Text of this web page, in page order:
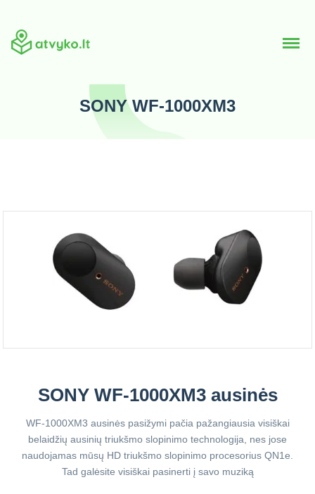
SONY WF-1000XM3
SONY WF-1000XM3 ausinės
WF-1000XM3 ausinės pasižymi pačia pažangiausia visiškai
belaidžių ausinių triukšmo slopinimo technologija, nes jose
naudojamas mūsų HD triukšmo slopinimo procesorius QN1e.
Tad galėsite visiškai pasinerti į savo muziką